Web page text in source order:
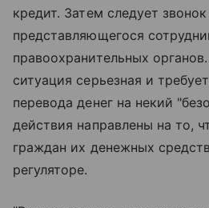
кредит. Затем следует
представляющегося
правоохранительных
ситуация серьезная и
перевода денег на некий
действия направлены на то,
граждан их денежных
регуляторе.